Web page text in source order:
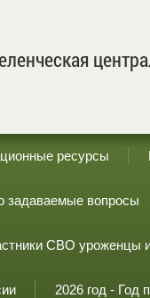
ресурсы
задаваемые вопросы
СВО уроженцы
2026 год - Год